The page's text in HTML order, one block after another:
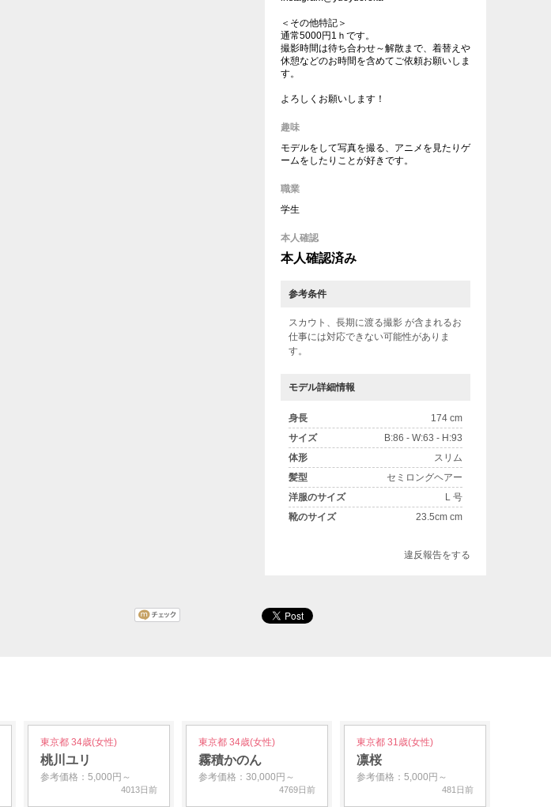
＜その他特記＞
通常5000円1ｈです。
撮影時間は待ち合わせ～解散まで、着替えや
休憩などのお時間を含めてご依頼お願いしま
す。
よろしくお願いします！
趣味
モデルをして写真を撮る、アニメを見たりゲ
ームをしたりことが好きです。
職業
学生
本人確認
本人確認済み
参考条件
スカウト、長期に渡る撮影 が含まれるお
仕事には対応できない可能性がありま
す。
モデル詳細情報
身長
174 cm
サイズ
B:86 - W:63 - H:93
体形
スリム
髪型
セミロングヘアー
洋服のサイズ
L 号
靴のサイズ
23.5cm cm
違反報告をする
東京都 34歳(女性)
桃川ユリ
参考価格：5,000円～
4013日前
東京都 34歳(女性)
霧積かのん
参考価格：30,000円～
4769日前
東京都 31歳(女性)
凛桜
参考価格：5,000円～
481日前